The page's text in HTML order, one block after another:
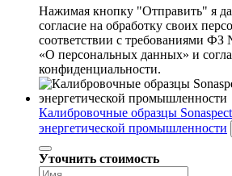
Нажимая кнопку "Отправить" я
согласие на обработку своих
соответствии с требованиями ФЗ
«О персональных данных» и
конфиденциальности.
Калибровочные образцы
энергетической промышленности
Уточнить стоимость